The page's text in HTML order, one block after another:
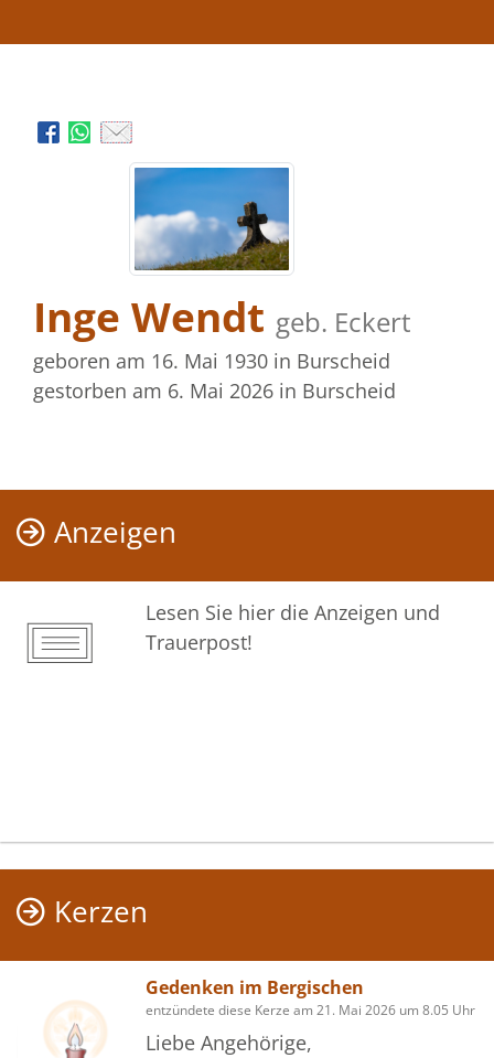
Inge Wendt geb. Eckert
geboren am 16. Mai 1930 in Burscheid
gestorben am 6. Mai 2026 in Burscheid
Anzeigen
Lesen Sie hier die Anzeigen und
Trauerpost!
Kerzen
Gedenken im Bergischen
entzündete diese Kerze am 21. Mai 2026 um 8.05 Uhr
Liebe Angehörige,